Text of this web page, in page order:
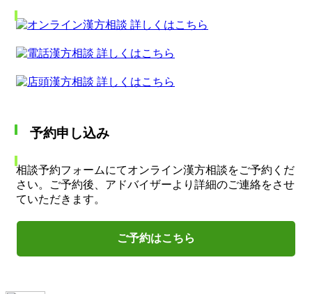
予約申し込み
相談予約フォームにてオンライン漢方相談をご予約くだ
さい。ご予約後、アドバイザーより詳細のご連絡をさせ
ていただきます。
ご予約はこちら